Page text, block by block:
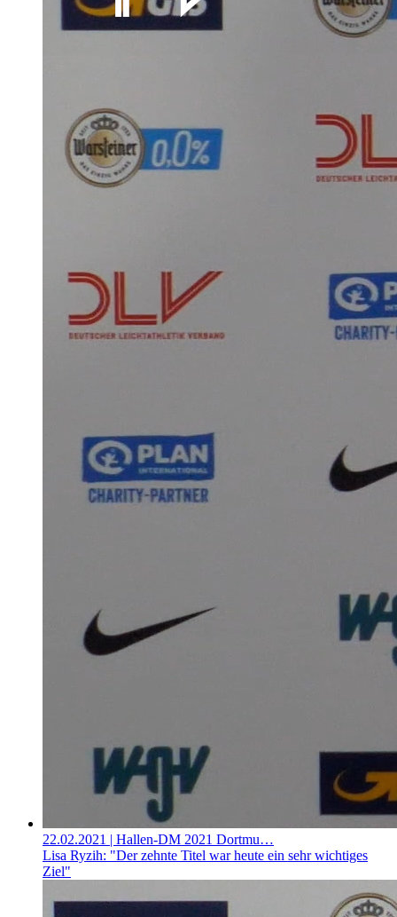
22.02.2021 | Hallen-DM 2021 Dortmu…
Lisa Ryzih: "Der zehnte Titel war heute ein sehr wichtiges
Ziel"